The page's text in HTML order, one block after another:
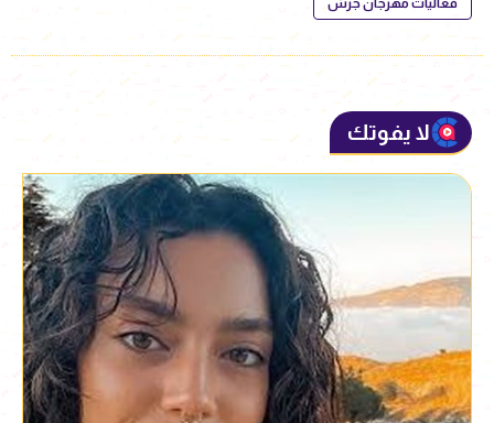
فعاليات مهرجان جرش
لا يفوتك